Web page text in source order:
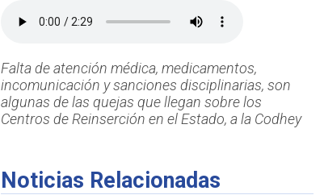
Falta de atención médica, medicamentos,
incomunicación y sanciones disciplinarias, son
algunas de las quejas que llegan sobre los
Centros de Reinserción en el Estado, a la Codhey
Noticias Relacionadas